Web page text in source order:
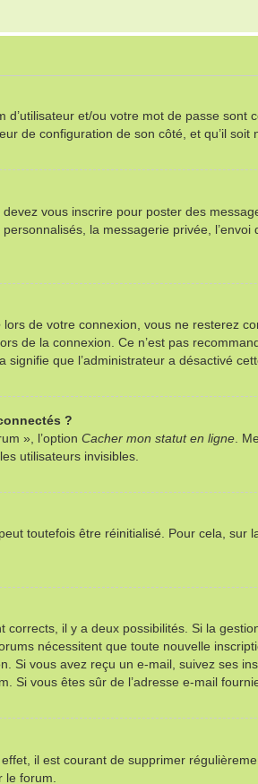
et/ou votre mot de passe sont
de configuration de son côté, et qu’il soit
vous inscrire pour poster des
la messagerie privée, l’envoi
lors de votre connexion, vous ne resterez
de la connexion. Ce n’est pas
que l’administrateur a désactivé
?
», l’option Cacher mon statut en ligne.
utilisateurs invisibles.
toutefois être réinitialisé. Pour cela, sur
il y a deux possibilités. Si la
nécessitent que toute nouvelle
Si vous avez reçu un e-mail, suivez ses
vous êtes sûr de l’adresse e-mail
il est courant de supprimer
forum.